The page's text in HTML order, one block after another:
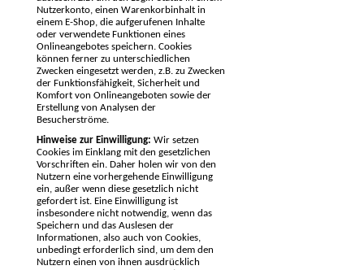
Nutzerkonto, einen Warenkorbinhalt in
einem E-Shop, die aufgerufenen Inhalte
oder verwendete Funktionen eines
Onlineangebotes speichern. Cookies
können ferner zu unterschiedlichen
Zwecken eingesetzt werden, z.B. zu Zwecken
der Funktionsfähigkeit, Sicherheit und
Komfort von Onlineangeboten sowie der
Erstellung von Analysen der
Besucherströme.
Hinweise zur Einwilligung: Wir setzen
Cookies im Einklang mit den gesetzlichen
Vorschriften ein. Daher holen wir von den
Nutzern eine vorhergehende Einwilligung
ein, außer wenn diese gesetzlich nicht
gefordert ist. Eine Einwilligung ist
insbesondere nicht notwendig, wenn das
Speichern und das Auslesen der
Informationen, also auch von Cookies,
unbedingt erforderlich sind, um dem den
Nutzern einen von ihnen ausdrücklich